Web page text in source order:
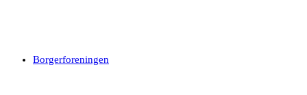
Borgerforeningen